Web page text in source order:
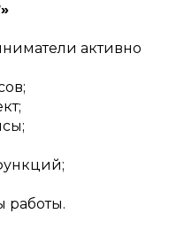
активно
работы.